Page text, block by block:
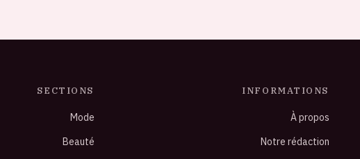
SECTIONS
Mode
Beauté
INFORMATIONS
À propos
Notre rédaction